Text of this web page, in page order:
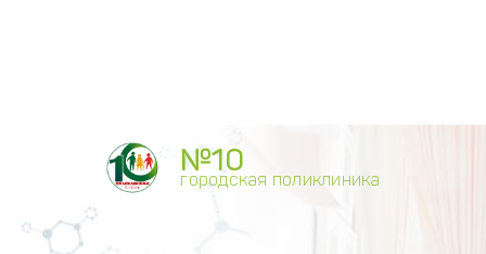
№10
городская поликлиника